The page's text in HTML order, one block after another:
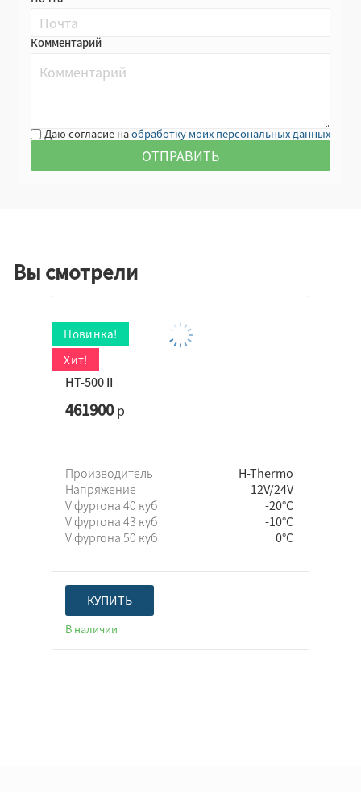
Комментарий
Даю согласие наобработку моих персональных данных
Вы смотрели
HT-500 II
461900р
Производитель
H-Thermo
Напряжение
12V/24V
V фургона 40 куб
-20°C
V фургона 43 куб
-10°C
V фургона 50 куб
0°C
КУПИТЬ
В наличии